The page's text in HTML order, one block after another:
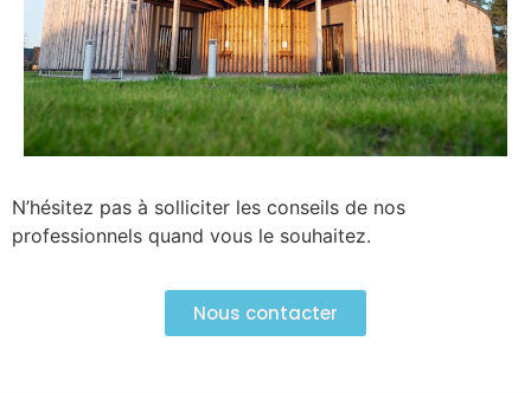
N’hésitez pas à solliciter les conseils de nos
professionnels quand vous le souhaitez.
Nous contacter